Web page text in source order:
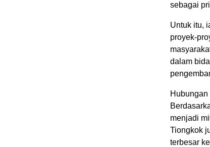
sebagai
Untuk itu,
proyek-
dalam
menjadi
Tiongkok
terbesar